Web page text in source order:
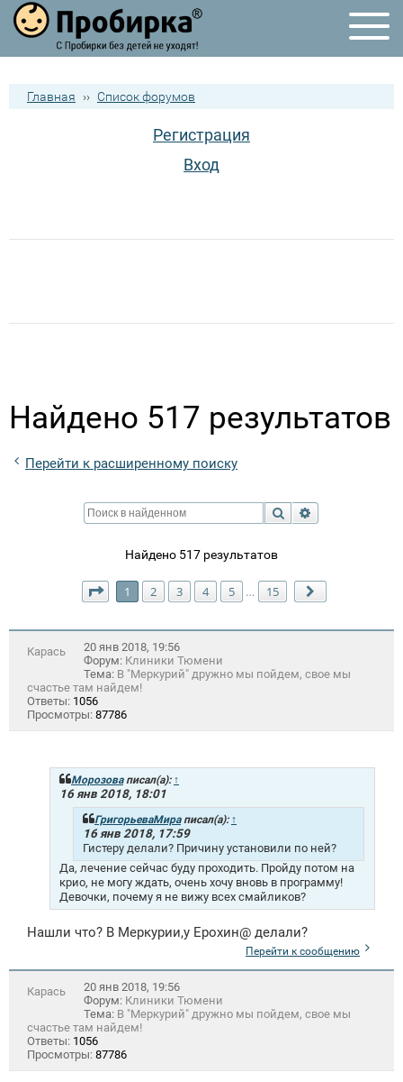
Главная ›› Список форумов
Регистрация
Вход
Найдено 517 результатов
Перейти к расширенному поиску
Поиск
Найдено 517 результатов
Страница из
1 2 3 4 5 … 15
Карась
20 янв 2018, 19:56
Форум: Клиники Тюмени
Тема: В "Меркурий" дружно мы пойдем, свое мы
счастье там найдем!
Ответы: 1056
Просмотры: 87786
Морозоваписал(а): ↑
16 янв 2018, 18:01
ГригорьеваМираписал(а): ↑
16 янв 2018, 17:59
Гистеру делали? Причину установили по ней?
Да, лечение сейчас буду проходить. Пройду потом на
крио, не могу ждать, очень хочу вновь в программу!
Девочки, почему я не вижу всех смайликов?
Нашли что? В Меркурии,у Ерохин@ делали?
Перейти к сообщению
Карась
20 янв 2018, 19:56
Форум: Клиники Тюмени
Тема: В "Меркурий" дружно мы пойдем, свое мы
счастье там найдем!
Ответы: 1056
Просмотры: 87786